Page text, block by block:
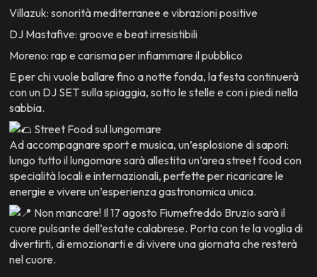
Azioni close
Villazuk: sonorità mediterranee e vibrazioni positive
DJ Mastafive: groove e beat irresistibili
Moreno: rap e carisma per infiammare il pubblico
E per chi vuole ballare fino a notte fonda, la festa continuerà
con un DJ SET sulla spiaggia, sotto le stelle e con i piedi nella
sabbia.
Street Food sul lungomare
Ad accompagnare sport e musica, un’esplosione di sapori:
lungo tutto il lungomare sarà allestita un’area street food con
specialità locali e internazionali, perfette per ricaricare le
energie e vivere un’esperienza gastronomica unica.
Non mancare! Il 17 agosto Fiumefreddo Bruzio sarà il
cuore pulsante dell’estate calabrese. Porta con te la voglia di
divertirti, di emozionarti e di vivere una giornata che resterà
nel cuore.